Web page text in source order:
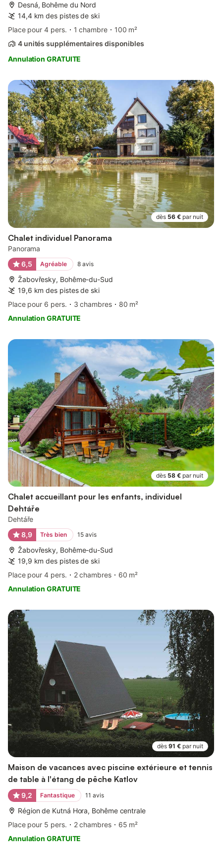
Desná, Bohême du Nord
14,4 km des pistes de ski
Place pour 4 pers.
1 chambre
100 m²
4 unités supplémentaires disponibles
Annulation GRATUITE
dès 56 € par nuit
Chalet individuel Panorama
Panorama
6,5
Agréable 8 avis
Žabovřesky, Bohême-du-Sud
19,6 km des pistes de ski
Place pour 6 pers.
3 chambres
80 m²
Annulation GRATUITE
dès 58 € par nuit
Chalet accueillant pour les enfants, individuel
Dehtáře
Dehtáře
8,9
Très bien 15 avis
Žabovřesky, Bohême-du-Sud
19,9 km des pistes de ski
Place pour 4 pers.
2 chambres
60 m²
Annulation GRATUITE
dès 91 € par nuit
Maison de vacances avec piscine extérieure et tennis
de table à l'étang de pêche Katlov
9,2 Fantastique 11 avis
Région de Kutná Hora, Bohême centrale
Place pour 5 pers.
2 chambres
65 m²
Annulation GRATUITE